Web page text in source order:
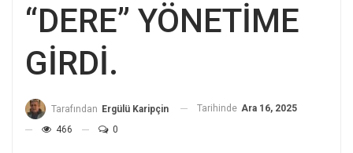
“DERE” YÖNETİME
GİRDİ.
Tarafından Ergülü Karipçin Tarihinde Ara 16, 2025
466
0